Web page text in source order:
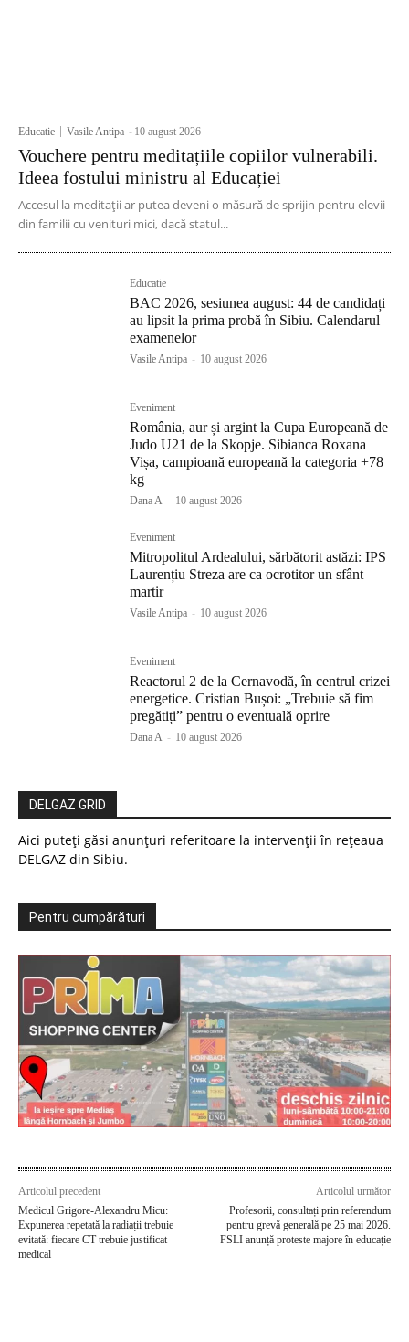
Educatie Vasile Antipa - 10 august 2026
Vouchere pentru meditațiile copiilor vulnerabili.
Ideea fostului ministru al Educației
Accesul la meditații ar putea deveni o măsură de sprijin pentru elevii
din familii cu venituri mici, dacă statul...
Educatie
BAC 2026, sesiunea august: 44 de candidați
au lipsit la prima probă în Sibiu. Calendarul
examenelor
Vasile Antipa - 10 august 2026
Eveniment
România, aur și argint la Cupa Europeană de
Judo U21 de la Skopje. Sibianca Roxana
Vișa, campioană europeană la categoria +78
kg
Dana A - 10 august 2026
Eveniment
Mitropolitul Ardealului, sărbătorit astăzi: IPS
Laurențiu Streza are ca ocrotitor un sfânt
martir
Vasile Antipa - 10 august 2026
Eveniment
Reactorul 2 de la Cernavodă, în centrul crizei
energetice. Cristian Bușoi: „Trebuie să fim
pregătiți” pentru o eventuală oprire
Dana A - 10 august 2026
DELGAZ GRID
Aici puteți găsi anunțuri referitoare la intervenții în rețeaua
DELGAZ din Sibiu.
Pentru cumpărături
Articolul precedent
Medicul Grigore-Alexandru Micu:
Expunerea repetată la radiații trebuie
evitată: fiecare CT trebuie justificat
medical
Articolul următor
Profesorii, consultați prin referendum
pentru grevă generală pe 25 mai 2026.
FSLI anunță proteste majore în educație